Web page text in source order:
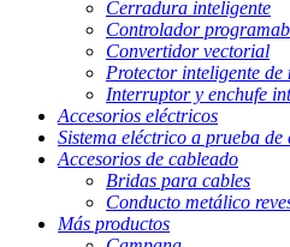
Cerradura inteligente
Controlador
Convertidor vectorial
Protector inteligente
Interruptor y enchufe
Accesorios eléctricos
Sistema eléctrico a prueba de
Accesorios de cableado
Bridas para cables
Conducto metálico
Más productos